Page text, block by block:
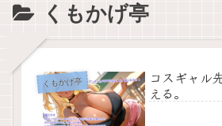
くもかげ亭
くもかげ亭
コスギャル
える。